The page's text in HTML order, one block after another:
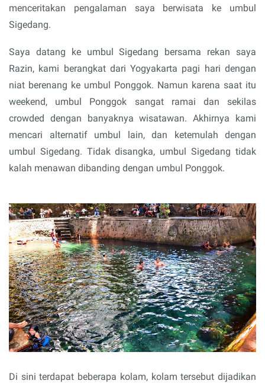
menceritakan pengalaman saya berwisata ke umbul
Sigedang.
Saya datang ke umbul Sigedang bersama rekan saya
Razin, kami berangkat dari Yogyakarta pagi hari dengan
niat berenang ke umbul Ponggok. Namun karena saat itu
weekend, umbul Ponggok sangat ramai dan sekilas
crowded dengan banyaknya wisatawan. Akhirnya kami
mencari alternatif umbul lain, dan ketemulah dengan
umbul Sigedang. Tidak disangka, umbul Sigedang tidak
kalah menawan dibanding dengan umbul Ponggok.
Di sini terdapat beberapa kolam, kolam tersebut dijadikan